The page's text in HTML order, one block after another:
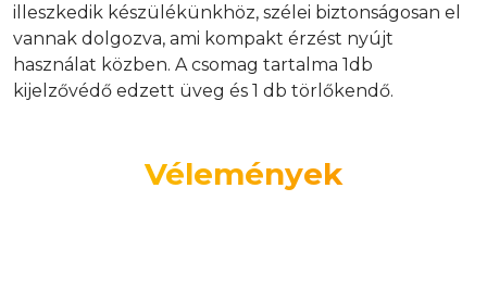
illeszkedik készülékünkhöz, szélei biztonságosan el
vannak dolgozva, ami kompakt érzést nyújt
használat közben. A csomag tartalma 1db
kijelzővédő edzett üveg és 1 db törlőkendő.
Vélemények